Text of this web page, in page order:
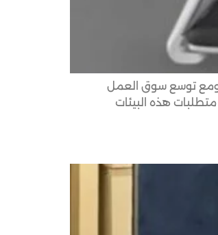
ومع توسع سوق العمل
هذه البيئات